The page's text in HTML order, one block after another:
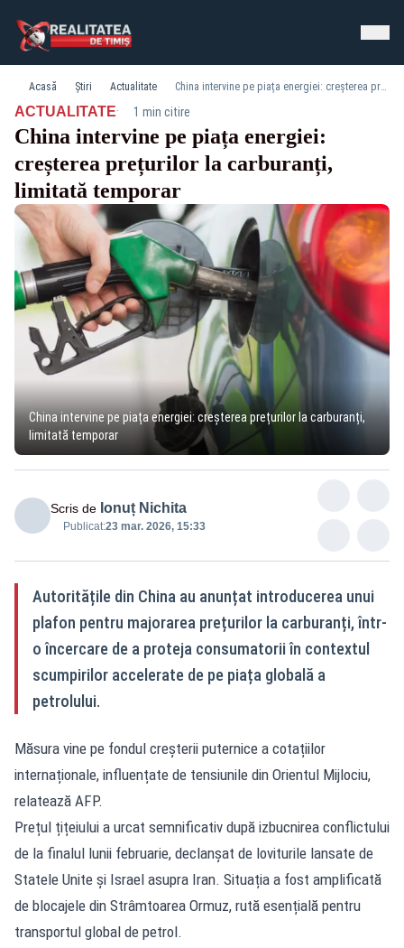
Acasă Știri Actualitate China intervine pe piața energiei: creșterea prețurilor la carburanți, limitată temporar
ACTUALITATE· 1 min citire
China intervine pe piața energiei:
creșterea prețurilor la carburanți,
limitată temporar
China intervine pe piața energiei: creșterea prețurilor la carburanți,
limitată temporar
Scris de Ionuț Nichita
Publicat:23 mar. 2026, 15:33
Autoritățile din China au anunțat introducerea unui
plafon pentru majorarea prețurilor la carburanți, într-
o încercare de a proteja consumatorii în contextul
scumpirilor accelerate de pe piața globală a
petrolului.
Măsura vine pe fondul creșterii puternice a cotațiilor
internaționale, influențate de tensiunile din Orientul Mijlociu,
relatează AFP.
Prețul țițeiului a urcat semnificativ după izbucnirea conflictului
de la finalul lunii februarie, declanșat de loviturile lansate de
Statele Unite și Israel asupra Iran. Situația a fost amplificată
de blocajele din Strâmtoarea Ormuz, rută esențială pentru
transportul global de petrol.